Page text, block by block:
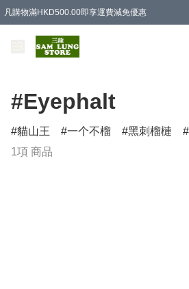
凡購物滿HKD500.00即享運費減免優惠
#Eyephalt
貓山王 一个不榴 黑刺榴槤
1項 商品